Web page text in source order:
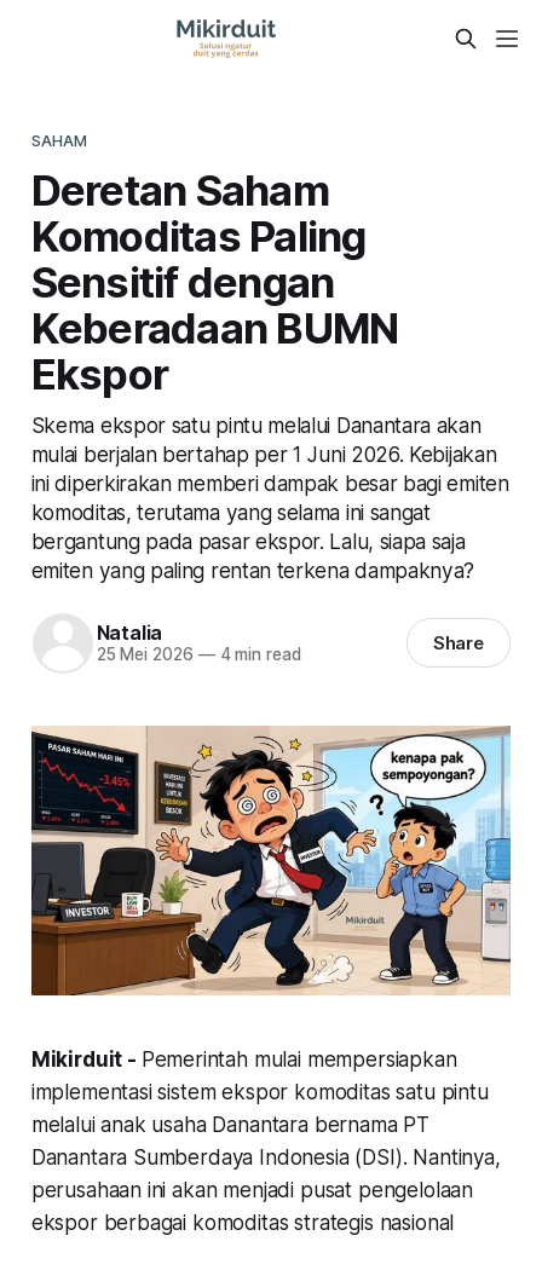
SAHAM
Deretan Saham
Komoditas Paling
Sensitif dengan
Keberadaan BUMN
Ekspor
Skema ekspor satu pintu melalui Danantara akan
mulai berjalan bertahap per 1 Juni 2026. Kebijakan
ini diperkirakan memberi dampak besar bagi emiten
komoditas, terutama yang selama ini sangat
bergantung pada pasar ekspor. Lalu, siapa saja
emiten yang paling rentan terkena dampaknya?
Natalia
25 Mei 2026 —4 min read Share
Mikirduit - Pemerintah mulai mempersiapkan
implementasi sistem ekspor komoditas satu pintu
melalui anak usaha Danantara bernama PT
Danantara Sumberdaya Indonesia (DSI). Nantinya,
perusahaan ini akan menjadi pusat pengelolaan
ekspor berbagai komoditas strategis nasional